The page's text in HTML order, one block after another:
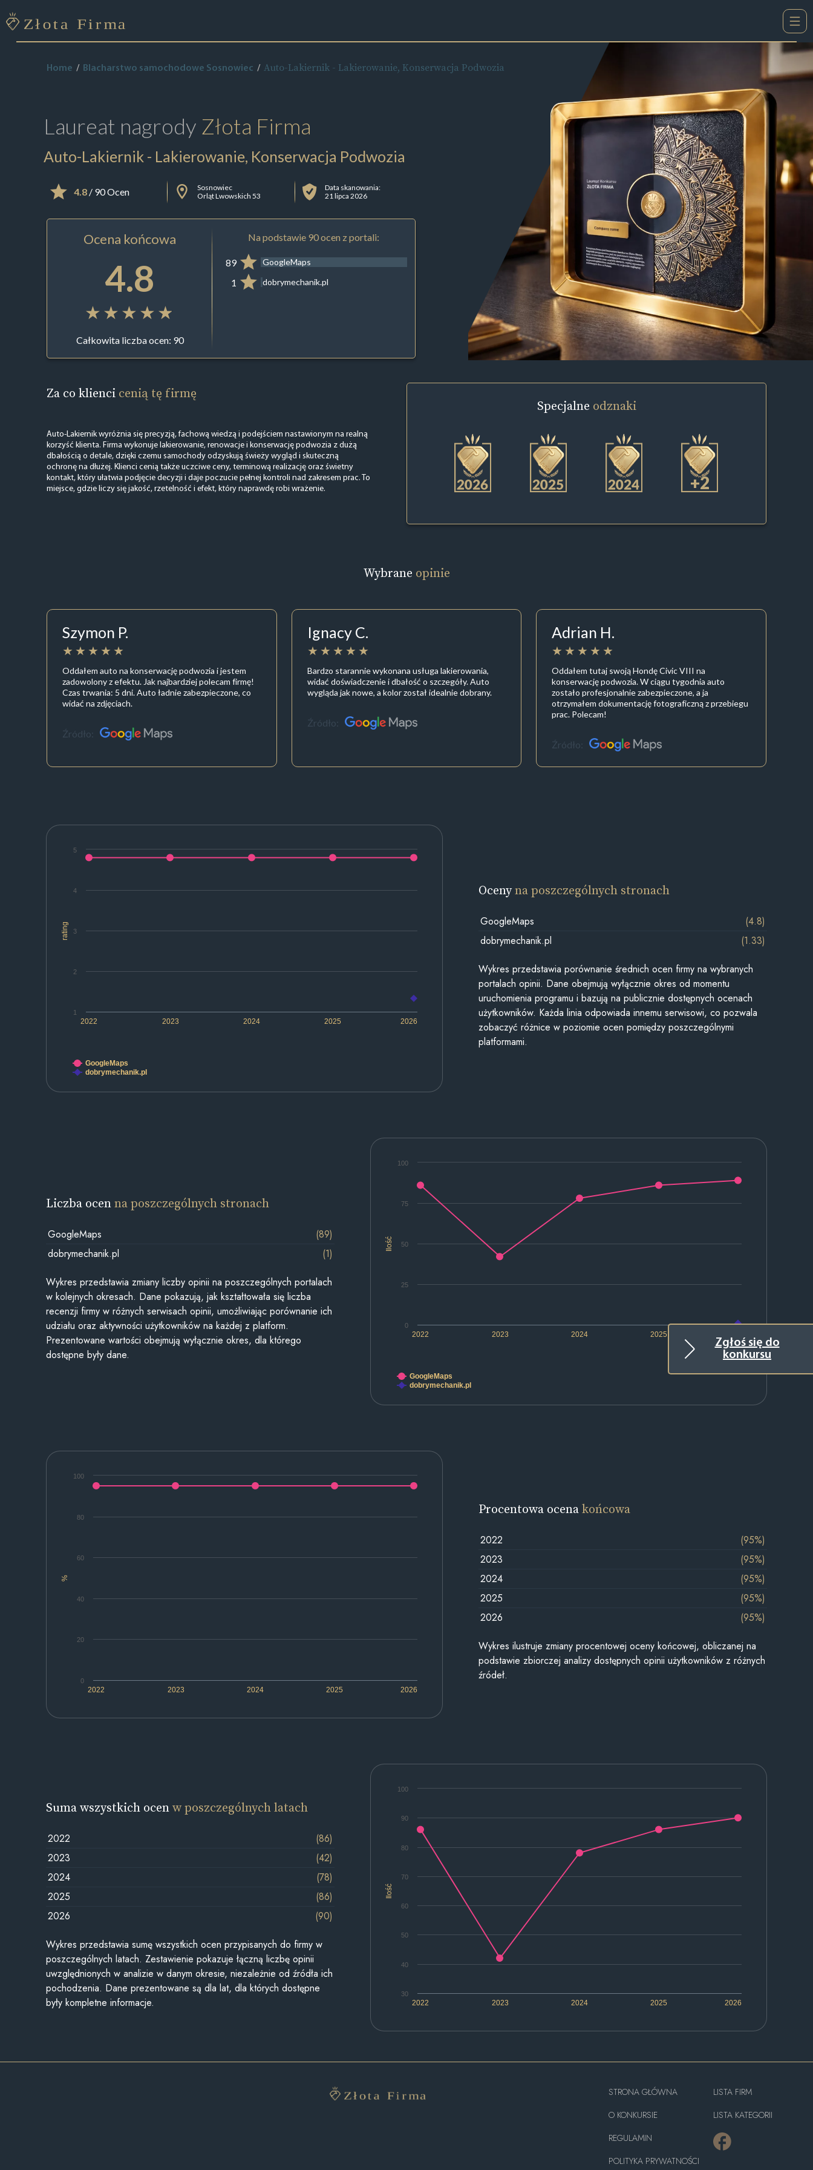
Zgłoś się do
konkursu
Home Blacharstwo samochodowe Sosnowiec Auto-Lakiernik - Lakierowanie, Konserwacja Podwozia
Laureat nagrody Złota Firma
Auto-Lakiernik - Lakierowanie, Konserwacja Podwozia
4.8/ 90 Ocen
Sosnowiec
Orląt Lwowskich 53
Data skanowania:
21 lipca 2026
Ocena końcowa
4.8
Całkowita liczba ocen: 90
Na podstawie 90 ocen z portali:
89 GoogleMaps
1 dobrymechanik.pl
Za co klienci cenią tę firmę
Auto-Lakiernik wyróżnia się precyzją, fachową wiedzą i podejściem nastawionym na realną
korzyść klienta. Firma wykonuje lakierowanie, renowacje i konserwację podwozia z dużą
dbałością o detale, dzięki czemu samochody odzyskują świeży wygląd i skuteczną
ochronę na dłużej. Klienci cenią także uczciwe ceny, terminową realizację oraz świetny
kontakt, który ułatwia podjęcie decyzji i daje poczucie pełnej kontroli nad zakresem prac. To
miejsce, gdzie liczy się jakość, rzetelność i efekt, który naprawdę robi wrażenie.
Specjalne odznaki
+2
Wybrane opinie
Szymon P.
Oddałem auto na konserwację podwozia i jestem
zadowolony z efektu. Jak najbardziej polecam firmę!
Czas trwania: 5 dni. Auto ładnie zabezpieczone, co
widać na zdjęciach.
Źródło:
Ignacy C.
Bardzo starannie wykonana usługa lakierowania,
widać doświadczenie i dbałość o szczegóły. Auto
wygląda jak nowe, a kolor został idealnie dobrany.
Źródło:
Adrian H.
Oddałem tutaj swoją Hondę Civic VIII na
konserwację podwozia. W ciągu tygodnia auto
zostało profesjonalnie zabezpieczone, a ja
otrzymałem dokumentację fotograficzną z przebiegu
prac. Polecam!
Źródło:
rating
2022 2023 2024 2025 2026
1
2
3
4
5
GoogleMaps
dobrymechanik.pl
Ocenyna poszczególnych stronach
GoogleMaps
(4.8)
dobrymechanik.pl
(1.33)
Wykres przedstawia porównanie średnich ocen firmy na wybranych
portalach opinii. Dane obejmują wyłącznie okres od momentu
uruchomienia programu i bazują na publicznie dostępnych ocenach
użytkowników. Każda linia odpowiada innemu serwisowi, co pozwala
zobaczyć różnice w poziomie ocen pomiędzy poszczególnymi
platformami.
Ilość
2022 2023 2024 2025
0
100
25
50
75
GoogleMaps
dobrymechanik.pl
Liczba ocenna poszczególnych stronach
GoogleMaps
(89)
dobrymechanik.pl
(1)
Wykres przedstawia zmiany liczby opinii na poszczególnych portalach
w kolejnych okresach. Dane pokazują, jak kształtowała się liczba
recenzji firmy w różnych serwisach opinii, umożliwiając porównanie ich
udziału oraz aktywności użytkowników na każdej z platform.
Prezentowane wartości obejmują wyłącznie okres, dla którego
dostępne były dane.
%
2022 2023 2024 2025 2026
0
20
40
60
80
100
Procentowa ocenakońcowa
2022
(95%)
2023
(95%)
2024
(95%)
2025
(95%)
2026
(95%)
Wykres ilustruje zmiany procentowej oceny końcowej, obliczanej na
podstawie zbiorczej analizy dostępnych opinii użytkowników z różnych
źródeł.
Ilość
2022 2023 2024 2025 2026
30
40
50
60
70
80
90
100
Suma wszystkich ocenw poszczególnych latach
2022
(86)
2023
(42)
2024
(78)
2025
(86)
2026
(90)
Wykres przedstawia sumę wszystkich ocen przypisanych do firmy w
poszczególnych latach. Zestawienie pokazuje łączną liczbę opinii
uwzględnionych w analizie w danym okresie, niezależnie od źródła ich
pochodzenia. Dane prezentowane są dla lat, dla których dostępne
były kompletne informacje.
STRONA GŁÓWNA
O KONKURSIE
REGULAMIN
POLITYKA PRYWATNOŚCI
LISTA FIRM
LISTA KATEGORII